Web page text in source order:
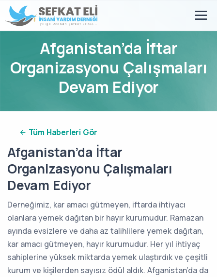
Afganistan’da İftar
Organizasyonu Çalışmaları
Devam Ediyor
Tüm Haberleri Gör
Afganistan’da İftar
Organizasyonu Çalışmaları
Devam Ediyor
Derneğimiz, kar amacı gütmeyen, iftarda ihtiyacı
olanlara yemek dağıtan bir hayır kurumudur. Ramazan
ayında evsizlere ve daha az talihlilere yemek dağıtan,
kar amacı gütmeyen, hayır kurumudur. Her yıl ihtiyaç
sahiplerine yüksek miktarda yemek ulaştırdık ve çeşitli
kurum ve kişilerden sayısız ödül aldık. Afganistan’da da